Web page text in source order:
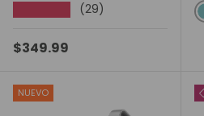
(29)
Precio normal
$349.99
NUEVO